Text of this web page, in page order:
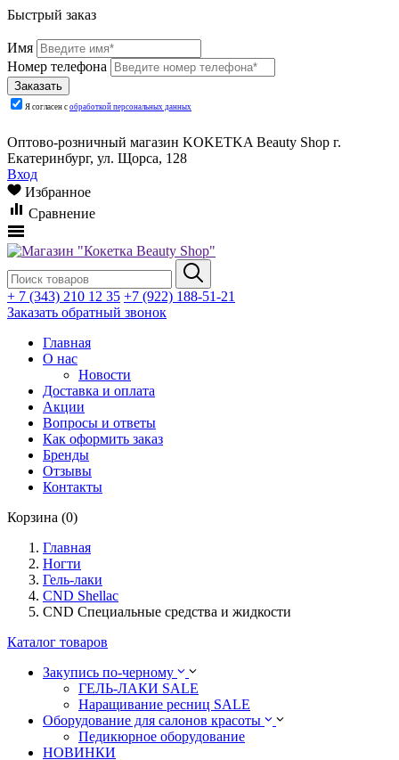
Быстрый заказ
Имя
Номер телефона
Я согласен с обработкой персональных данных
Оптово-розничный магазин KOKETKA Beauty Shop г.
Екатеринбург, ул. Щорса, 128
Вход
Избранное
Сравнение
+ 7 (343) 210 12 35 +7 (922) 188-51-21
Заказать обратный звонок
Главная
О нас
Новости
Доставка и оплата
Акции
Вопросы и ответы
Как оформить заказ
Бренды
Отзывы
Контакты
Корзина (0)
Главная
Ногти
Гель-лаки
CND Shellac
CND Специальные средства и жидкости
Каталог товаров
Закупись по-черному
ГЕЛЬ-ЛАКИ SALE
Наращивание ресниц SALE
Оборудование для салонов красоты
Педикюрное оборудование
НОВИНКИ